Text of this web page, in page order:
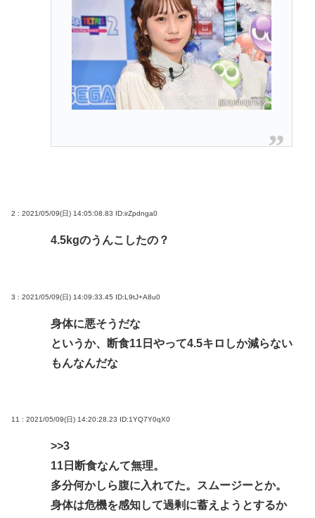
2 : 2021/05/09(日) 14:05:08.83 ID:irZpdnga0
4.5kgのうんこしたの？
3 : 2021/05/09(日) 14:09:33.45 ID:L9tJ+A8u0
身体に悪そうだな
というか、断食11日やって4.5キロしか減らない
もんなんだな
11 : 2021/05/09(日) 14:20:28.23 ID:1YQ7Y0qX0
>>3
11日断食なんて無理。
多分何かしら腹に入れてた。スムージーとか。
身体は危機を感知して過剰に蓄えようとするか